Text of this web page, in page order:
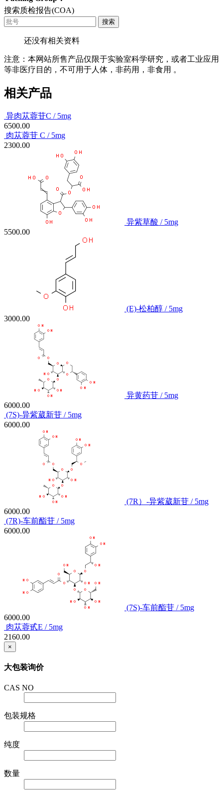
搜索质检报告(COA)
搜索
还没有相关资料
注意：本网站所售产品仅限于实验室科学研究，或者工业应用
等非医疗目的，不可用于人体，非药用，非食用 。
相关产品
异肉苁蓉苷C / 5mg
6500.00
肉苁蓉苷 C / 5mg
2300.00
异紫草酸 / 5mg
5500.00
(E)-松柏醇 / 5mg
3000.00
异黄药苷 / 5mg
6000.00
(7S)-异紫葳新苷 / 5mg
6000.00
(7R）-异紫葳新苷 / 5mg
6000.00
(7R)-车前酯苷 / 5mg
6000.00
(7S)-车前酯苷 / 5mg
6000.00
肉苁蓉甙E / 5mg
2160.00
×
大包装询价
CAS NO
包装规格
纯度
数量